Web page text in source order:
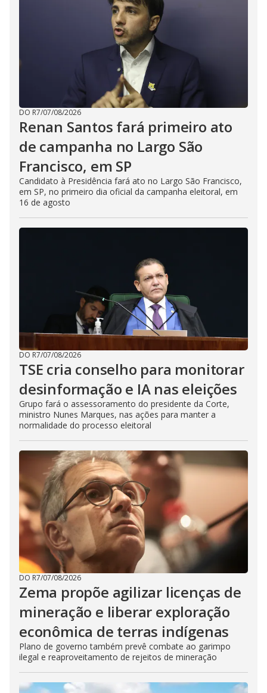
DO R7/07/08/2026
Renan Santos fará primeiro ato
de campanha no Largo São
Francisco, em SP
Candidato à Presidência fará ato no Largo São Francisco,
em SP, no primeiro dia oficial da campanha eleitoral, em
16 de agosto
DO R7/07/08/2026
TSE cria conselho para monitorar
desinformação e IA nas eleições
Grupo fará o assessoramento do presidente da Corte,
ministro Nunes Marques, nas ações para manter a
normalidade do processo eleitoral
DO R7/07/08/2026
Zema propõe agilizar licenças de
mineração e liberar exploração
econômica de terras indígenas
Plano de governo também prevê combate ao garimpo
ilegal e reaproveitamento de rejeitos de mineração